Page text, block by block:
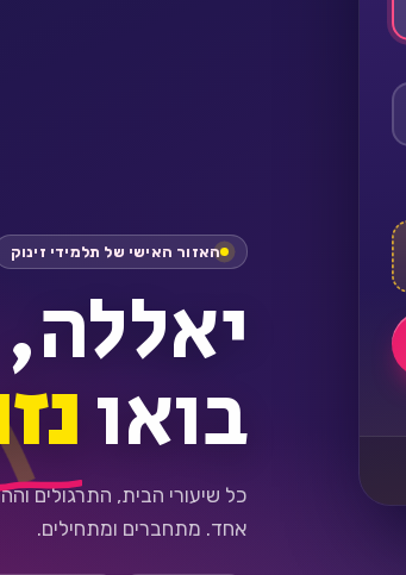
האזור האישי של תלמידי זינוק
יאללה,
בואו
כל שיעורי הבית, התרגולים
אחד. מתחברים ומתחילים.